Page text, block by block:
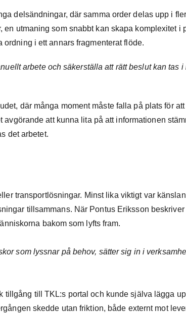
delsändningar, där samma order delas upp i
utmaning som snabbt kan skapa komplexitet i
i ett annars fragmenterat flöde.
arbete och säkerställa att rätt beslut kan tas i
där många moment måste falla på plats för
att kunna lita på att informationen
det arbetet.
transportlösningar. Minst lika viktigt var
tillsammans. När Pontus Eriksson
bakom som lyfts fram.
som lyssnar på behov, sätter sig in i
tillgång till TKL:s portal och kunde själva lägga
skedde utan friktion, både externt mot